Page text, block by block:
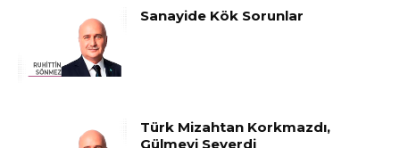
Sanayide Kök Sorunlar
Türk Mizahtan Korkmazdı,
Gülmeyi Severdi